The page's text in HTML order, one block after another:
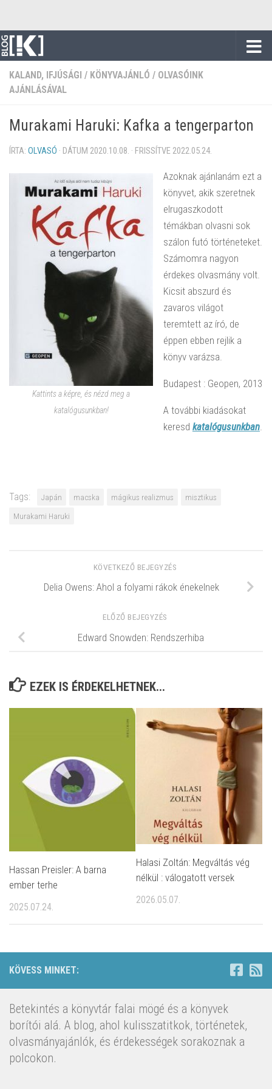
KALAND, IFJÚSÁGI / KÖNYVAJÁNLÓ / OLVASÓINK
AJÁNLÁSÁVAL
Murakami Haruki: Kafka a tengerparton
ÍRTA: OLVASÓ · DÁTUM 2020.10.08. · FRISSÍTVE 2022.05.24.
Kattints a képre, és nézd meg a
katalógusunkban!
Azoknak ajánlanám ezt a
könyvet, akik szeretnek
elrugaszkodott
témákban olvasni sok
szálon futó történeteket.
Számomra nagyon
érdekes olvasmány volt.
Kicsit abszurd és
zavaros világot
teremtett az író, de
éppen ebben rejlik a
könyv varázsa.
Budapest : Geopen, 2013
A további kiadásokat
keresd katalógusunkban.
Tags: Japán macska mágikus realizmus
misztikus
Murakami Haruki
KÖVETKEZŐ BEJEGYZÉS
Delia Owens: Ahol a folyami rákok énekelnek
ELŐZŐ BEJEGYZÉS
Edward Snowden: Rendszerhiba
EZEK IS ÉRDEKELHETNEK...
Hassan Preisler: A barna
ember terhe
2025.07.24.
Halasi Zoltán: Megváltás vég
nélkül : válogatott versek
2026.05.07.
KÖVESS MINKET:
Betekintés a könyvtár falai mögé és a könyvek
borítói alá. A blog, ahol kulisszatitkok, történetek,
olvasmányajánlók, és érdekességek sorakoznak a
polcokon.